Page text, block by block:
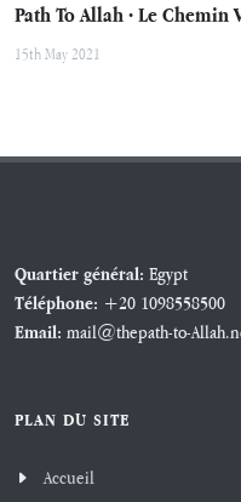
Path To Allah · Le Chemin
15th May 2021
Quartier général: Egypt
Téléphone: +20 1098558500
Email: mail@thepath-to-
PLAN DU SITE
Accueil